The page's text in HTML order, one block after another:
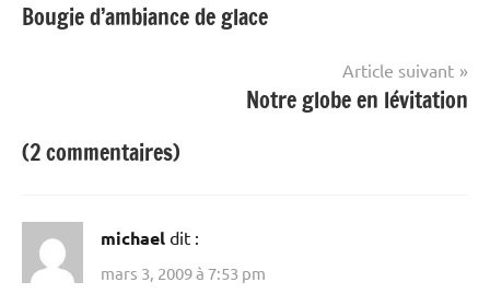
de
Bougie d’ambiance de glace
Article suivant
Notre globe en lévitation
(2 commentaires)
michael dit :
mars 3, 2009 à 7:53 pm